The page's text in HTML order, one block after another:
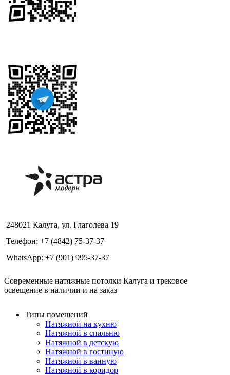
248021 Калуга, ул. Глаголева 19
Телефон: +7 (4842) 75-37-37
WhatsApp: +7 (901) 995-37-37
Современные натяжные потолки Калуга и трековое
освещение в наличии и на заказ
Типы помещений
Натяжной на кухню
Натяжной в спальню
Натяжной в детскую
Натяжной в гостиную
Натяжной в ванную
Натяжной в коридор